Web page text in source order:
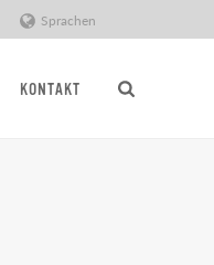
Sprachen
KONTAKT